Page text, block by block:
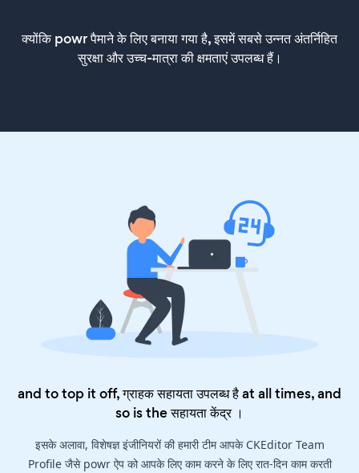
क्योंकि powr पैमाने के लिए बनाया गया है, इसमें सबसे उन्नत अंतर्निहित
सुरक्षा और उच्च-मात्रा की क्षमताएं उपलब्ध हैं।
and to top it off, ग्राहक सहायता उपलब्ध है at all times, and
so is theसहायता केंद्र।
इसके अलावा, विशेषज्ञ इंजीनियरों की हमारी टीम आपके CKEditor Team
Profile जैसे powr ऐप को आपके लिए काम करने के लिए रात-दिन काम करती